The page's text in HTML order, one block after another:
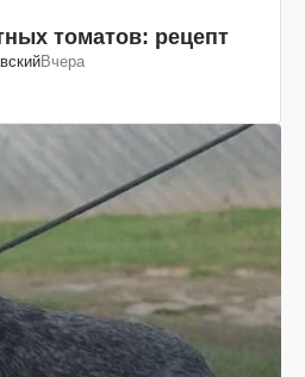
томатов: рецепт
Вчера